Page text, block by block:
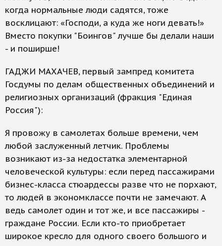
когда нормальные люди садятся, тоже
восклицают: «Господи, а куда же ноги девать!»
Вместо покупки "Боингов" лучше бы делали наши
- и поширше!
ГАДЖИ МАХАЧЕВ, первый зампред комитета
Госдумы по делам общественных объединений и
религиозных организаций (фракция "Единая
Россия"):
Я провожу в самолетах больше времени, чем
любой заслуженный летчик. Проблемы
возникают из-за недостатка элементарной
человеческой культуры: если перед пассажирами
бизнес-класса стюардессы разве что не порхают,
то людей в экономклассе почти не замечают. А
ведь самолет один и тот же, и все пассажиры -
граждане России. Если кто-то приобретает
широкое кресло для одного своего большого и